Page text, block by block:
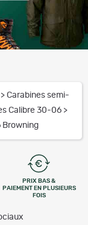
> Carabines semi-
Calibre 30-06 >
Browning
PRIX BAS &
PAIEMENT EN PLUSIEURS
FOIS